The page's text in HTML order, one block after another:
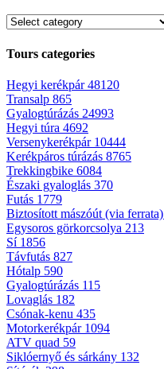
Tours categories
Hegyi kerékpár48120
Transalp 865
Gyalogtúrázás 24993
Hegyi túra 4692
Versenykerékpár 10444
Kerékpáros túrázás 8765
Trekkingbike 6084
Északi gyaloglás 370
Futás 1779
Biztosított mászóút (via ferrata)
Egysoros görkorcsolya 213
Sí 1856
Távfutás 827
Hótalp 590
Gyalogtúrázás 115
Lovaglás 182
Csónak-kenu 435
Motorkerékpár 1094
ATV quad 59
Siklóernyő és sárkány 132